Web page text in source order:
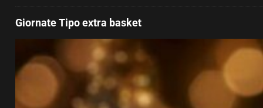
Giornate Tipo extra basket